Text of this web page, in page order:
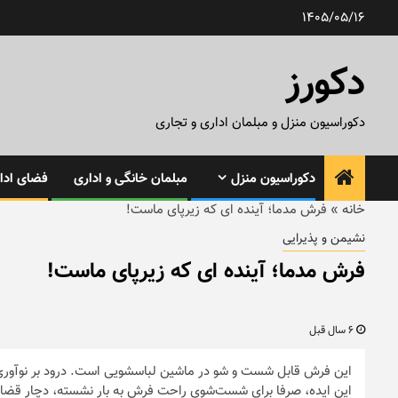
1405/05/16
دکورز
دکوراسیون منزل و مبلمان اداری و تجاری
دکوراسیون منزل مبلمان خانگی و اداری فضای
خانه » فرش مدما؛ آینده ای که زیرپای ماست!
نشیمن و پذیرایی
فرش مدما؛ آینده ای که زیرپای ماست!
این فرش قابل شست و شو در ماشین لباسشویی است. درود بر
این ایده، صرفا برای شست‌شوی راحت فرش به بار نشسته، دچار